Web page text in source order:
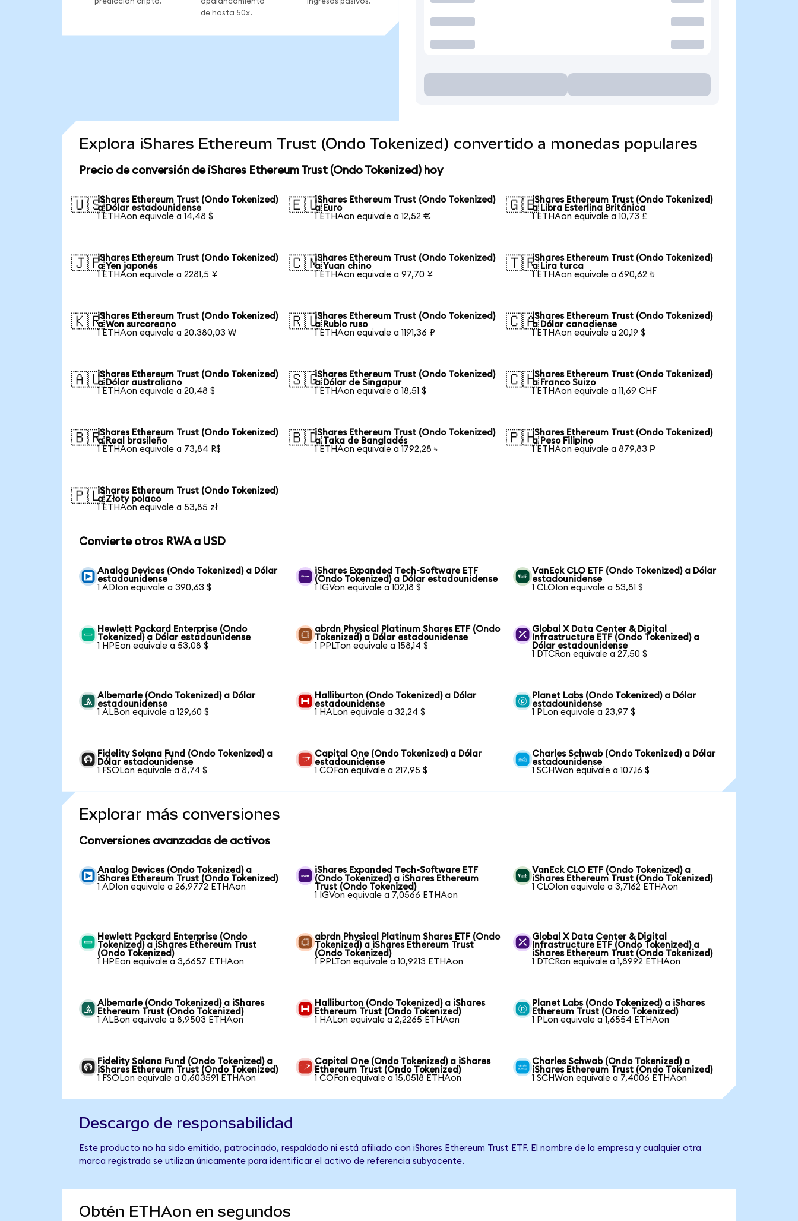
de hasta 50x.
Explora iShares Ethereum Trust (Ondo Tokenized) convertido a monedas populares
Precio de conversión de iShares Ethereum Trust (Ondo Tokenized) hoy
🇺🇸iShares Ethereum Trust (Ondo Tokenized)
a Dólar estadounidense
1 ETHAon equivale a 14,48 $
🇪🇺iShares Ethereum Trust (Ondo Tokenized)
a Euro
1 ETHAon equivale a 12,52 €
🇬🇧iShares Ethereum Trust (Ondo Tokenized)
a Libra Esterlina Británica
1 ETHAon equivale a 10,73 £
🇯🇵iShares Ethereum Trust (Ondo Tokenized)
a Yen japonés
1 ETHAon equivale a 2281,5 ¥
🇨🇳iShares Ethereum Trust (Ondo Tokenized)
a Yuan chino
1 ETHAon equivale a 97,70 ¥
🇹🇷iShares Ethereum Trust (Ondo Tokenized)
a Lira turca
1 ETHAon equivale a 690,62 ₺
🇰🇷iShares Ethereum Trust (Ondo Tokenized)
a Won surcoreano
1 ETHAon equivale a 20.380,03 ₩
🇷🇺iShares Ethereum Trust (Ondo Tokenized)
a Rublo ruso
1 ETHAon equivale a 1191,36 ₽
🇨🇦iShares Ethereum Trust (Ondo Tokenized)
a Dólar canadiense
1 ETHAon equivale a 20,19 $
🇦🇺iShares Ethereum Trust (Ondo Tokenized)
a Dólar australiano
1 ETHAon equivale a 20,48 $
🇸🇬iShares Ethereum Trust (Ondo Tokenized)
a Dólar de Singapur
1 ETHAon equivale a 18,51 $
🇨🇭iShares Ethereum Trust (Ondo Tokenized)
a Franco Suizo
1 ETHAon equivale a 11,69 CHF
🇧🇷iShares Ethereum Trust (Ondo Tokenized)
a Real brasileño
1 ETHAon equivale a 73,84 R$
🇧🇩iShares Ethereum Trust (Ondo Tokenized)
a Taka de Bangladés
1 ETHAon equivale a 1792,28 ৳
🇵🇭iShares Ethereum Trust (Ondo Tokenized)
a Peso Filipino
1 ETHAon equivale a 879,83 ₱
🇵🇱iShares Ethereum Trust (Ondo Tokenized)
a Złoty polaco
1 ETHAon equivale a 53,85 zł
Convierte otros RWA a USD
Analog Devices (Ondo Tokenized) a Dólar
estadounidense
1 ADIon equivale a 390,63 $
iShares Expanded Tech-Software ETF
(Ondo Tokenized) a Dólar estadounidense
1 IGVon equivale a 102,18 $
VanEck CLO ETF (Ondo Tokenized) a Dólar
estadounidense
1 CLOIon equivale a 53,81 $
Hewlett Packard Enterprise (Ondo
Tokenized) a Dólar estadounidense
1 HPEon equivale a 53,08 $
abrdn Physical Platinum Shares ETF (Ondo
Tokenized) a Dólar estadounidense
1 PPLTon equivale a 158,14 $
Global X Data Center & Digital
Infrastructure ETF (Ondo Tokenized) a
Dólar estadounidense
1 DTCRon equivale a 27,50 $
Albemarle (Ondo Tokenized) a Dólar
estadounidense
1 ALBon equivale a 129,60 $
Halliburton (Ondo Tokenized) a Dólar
estadounidense
1 HALon equivale a 32,24 $
Planet Labs (Ondo Tokenized) a Dólar
estadounidense
1 PLon equivale a 23,97 $
Fidelity Solana Fund (Ondo Tokenized) a
Dólar estadounidense
1 FSOLon equivale a 8,74 $
Capital One (Ondo Tokenized) a Dólar
estadounidense
1 COFon equivale a 217,95 $
Charles Schwab (Ondo Tokenized) a Dólar
estadounidense
1 SCHWon equivale a 107,16 $
Explorar más conversiones
Conversiones avanzadas de activos
Analog Devices (Ondo Tokenized) a
iShares Ethereum Trust (Ondo Tokenized)
1 ADIon equivale a 26,9772 ETHAon
iShares Expanded Tech-Software ETF
(Ondo Tokenized) a iShares Ethereum
Trust (Ondo Tokenized)
1 IGVon equivale a 7,0566 ETHAon
VanEck CLO ETF (Ondo Tokenized) a
iShares Ethereum Trust (Ondo Tokenized)
1 CLOIon equivale a 3,7162 ETHAon
Hewlett Packard Enterprise (Ondo
Tokenized) a iShares Ethereum Trust
(Ondo Tokenized)
1 HPEon equivale a 3,6657 ETHAon
abrdn Physical Platinum Shares ETF (Ondo
Tokenized) a iShares Ethereum Trust
(Ondo Tokenized)
1 PPLTon equivale a 10,9213 ETHAon
Global X Data Center & Digital
Infrastructure ETF (Ondo Tokenized) a
iShares Ethereum Trust (Ondo Tokenized)
1 DTCRon equivale a 1,8992 ETHAon
Albemarle (Ondo Tokenized) a iShares
Ethereum Trust (Ondo Tokenized)
1 ALBon equivale a 8,9503 ETHAon
Halliburton (Ondo Tokenized) a iShares
Ethereum Trust (Ondo Tokenized)
1 HALon equivale a 2,2265 ETHAon
Planet Labs (Ondo Tokenized) a iShares
Ethereum Trust (Ondo Tokenized)
1 PLon equivale a 1,6554 ETHAon
Fidelity Solana Fund (Ondo Tokenized) a
iShares Ethereum Trust (Ondo Tokenized)
1 FSOLon equivale a 0,603591 ETHAon
Capital One (Ondo Tokenized) a iShares
Ethereum Trust (Ondo Tokenized)
1 COFon equivale a 15,0518 ETHAon
Charles Schwab (Ondo Tokenized) a
iShares Ethereum Trust (Ondo Tokenized)
1 SCHWon equivale a 7,4006 ETHAon
Descargo de responsabilidad
Este producto no ha sido emitido, patrocinado, respaldado ni está afiliado con iShares Ethereum Trust ETF. El nombre de la empresa y cualquier otra
marca registrada se utilizan únicamente para identificar el activo de referencia subyacente.
Obtén ETHAon en segundos